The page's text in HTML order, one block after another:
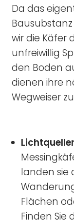
Da das
wir die Käfer
unfreiwillig
den Boden
dienen ihre
Wegweiser
landen sie
Flächen
Finden Sie